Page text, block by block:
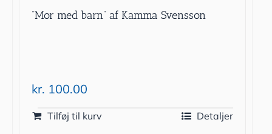
”Mor med barn” af Kamma Svensson
kr. 100.00
Tilføj til kurv Detaljer